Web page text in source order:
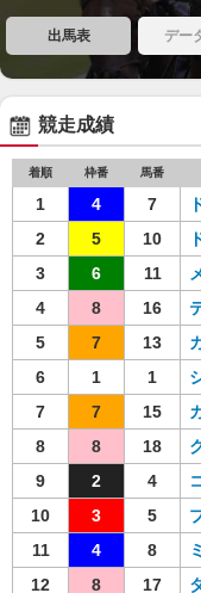
出馬表 デー
競走成績
着順 枠番 馬番
1 4 7
2
5 10
3
6 11
4
8 16
5
7 13
6
1 1
7
7 15
8
8 18
9
2 4
10
3 5
11
4 8
12
8 17